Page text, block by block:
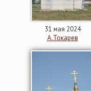
31 мая 2024
А.Токарев